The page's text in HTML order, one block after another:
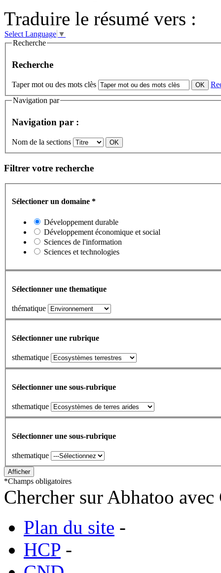
Traduire le résumé vers :
Select Language ▼
Recherche
Recherche
Taper mot ou des mots clès
Navigation par
Navigation par :
Nom de la sections
Filtrer votre recherche
Sélectioner un domaine *
Développement durable
Développement économique et social
Sciences de l'information
Sciences et technologies
Sélectionner une thematique
thématique
Sélectionner une rubrique
sthematique
Sélectionner une sous-rubrique
sthematique
Sélectionner une sous-rubrique
sthematique
*Champs obligatoires
Chercher sur Abhatoo
Plan du site -
HCP -